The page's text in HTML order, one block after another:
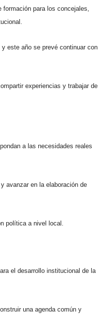
para los concejales,
este año se prevé continuar con
experiencias y trabajar de
a las necesidades reales
avanzar en la elaboración de
política a nivel local.
el desarrollo institucional de la
una agenda común y